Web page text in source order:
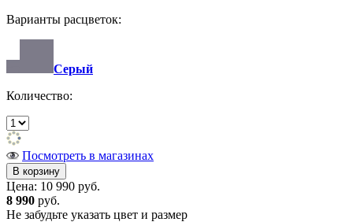
Варианты расцветок:
Серый
Количество:
Посмотреть в магазинах
Цена: 10 990 руб.
8 990 руб.
Не забудьте указать цвет и размер